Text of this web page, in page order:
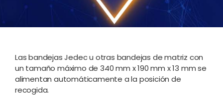
Las bandejas Jedec u otras bandejas de matriz con
un tamaño máximo de 340 mm x 190 mm x 13 mm se
alimentan automáticamente a la posición de
recogida.